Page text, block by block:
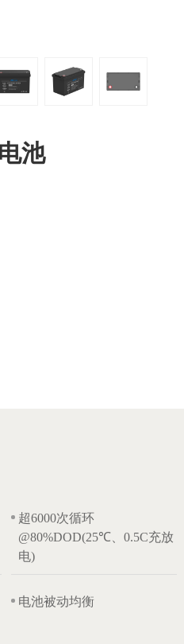
池
超6000次循环
@80%DOD(25℃、0.5C充放
电)
电池被动均衡